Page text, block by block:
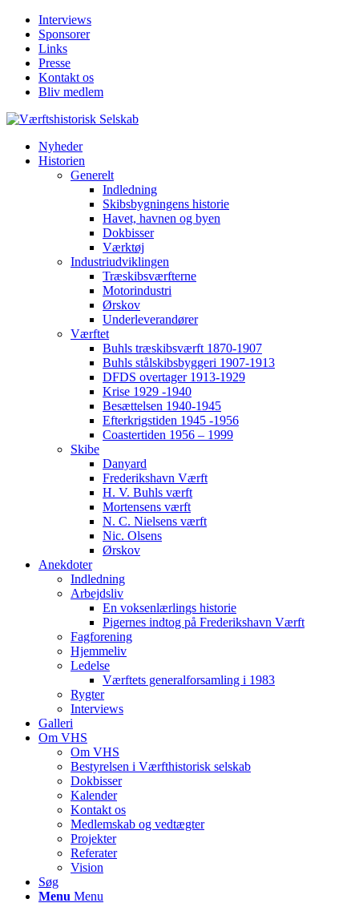
Interviews
Sponsorer
Links
Presse
Kontakt os
Bliv medlem
Nyheder
Historien
Generelt
Indledning
Skibsbygningens historie
Havet, havnen og byen
Dokbisser
Værktøj
Industriudviklingen
Træskibsværfterne
Motorindustri
Ørskov
Underleverandører
Værftet
Buhls træskibsværft 1870-1907
Buhls stålskibsbyggeri 1907-1913
DFDS overtager 1913-1929
Krise 1929 -1940
Besættelsen 1940-1945
Efterkrigstiden 1945 -1956
Coastertiden 1956 – 1999
Skibe
Danyard
Frederikshavn Værft
H. V. Buhls værft
Mortensens værft
N. C. Nielsens værft
Nic. Olsens
Ørskov
Anekdoter
Indledning
Arbejdsliv
En voksenlærlings historie
Pigernes indtog på Frederikshavn Værft
Fagforening
Hjemmeliv
Ledelse
Værftets generalforsamling i 1983
Rygter
Interviews
Galleri
Om VHS
Om VHS
Bestyrelsen i Værfthistorisk selskab
Dokbisser
Kalender
Kontakt os
Medlemskab og vedtægter
Projekter
Referater
Vision
Søg
Menu Menu